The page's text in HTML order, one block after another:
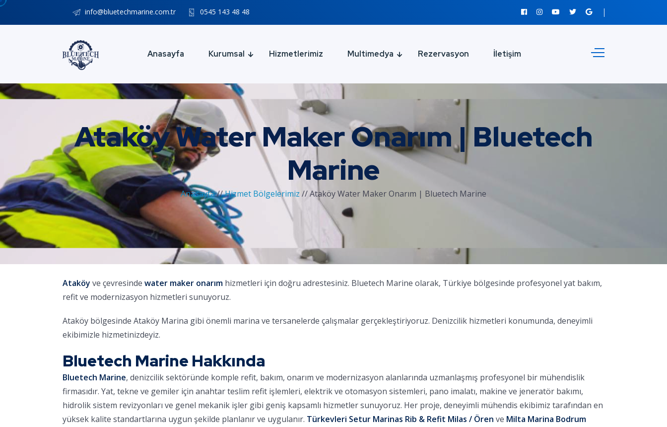
info@bluetechmarine.com.tr 0545 143 48 48
Anasayfa Kurumsal Hizmetlerimiz Multimedya Rezervasyon İletişim
Ataköy Water Maker Onarım | Bluetech
Marine
Anasayfa//Hizmet Bölgelerimiz //Ataköy Water Maker Onarım | Bluetech Marine
Ataköy ve çevresinde water maker onarım hizmetleri için doğru adrestesiniz. Bluetech Marine olarak, Türkiye bölgesinde profesyonel yat bakım,
refit ve modernizasyon hizmetleri sunuyoruz.
Ataköy bölgesinde Ataköy Marina gibi önemli marina ve tersanelerde çalışmalar gerçekleştiriyoruz. Denizcilik hizmetleri konumunda, deneyimli
ekibimizle hizmetinizdeyiz.
Bluetech Marine Hakkında
Bluetech Marine, denizcilik sektöründe komple refit, bakım, onarım ve modernizasyon alanlarında uzmanlaşmış profesyonel bir mühendislik
firmasıdır. Yat, tekne ve gemiler için anahtar teslim refit işlemleri, elektrik ve otomasyon sistemleri, pano imalatı, makine ve jeneratör bakımı,
hidrolik sistem revizyonları ve genel mekanik işler gibi geniş kapsamlı hizmetler sunuyoruz. Her proje, deneyimli mühendis ekibimiz tarafından en
yüksek kalite standartlarına uygun şekilde planlanır ve uygulanır. Türkevleri Setur Marinas Rib & Refit Milas / Ören ve Milta Marina Bodrum